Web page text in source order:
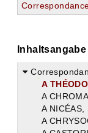
Inhaltsangabe